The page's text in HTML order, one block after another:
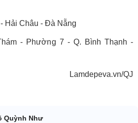
Hải Châu - Đà Nẵng
- Phường 7 - Q. Bình Thạnh -
Lamdepeva.vn/QJ
Quỳnh Như